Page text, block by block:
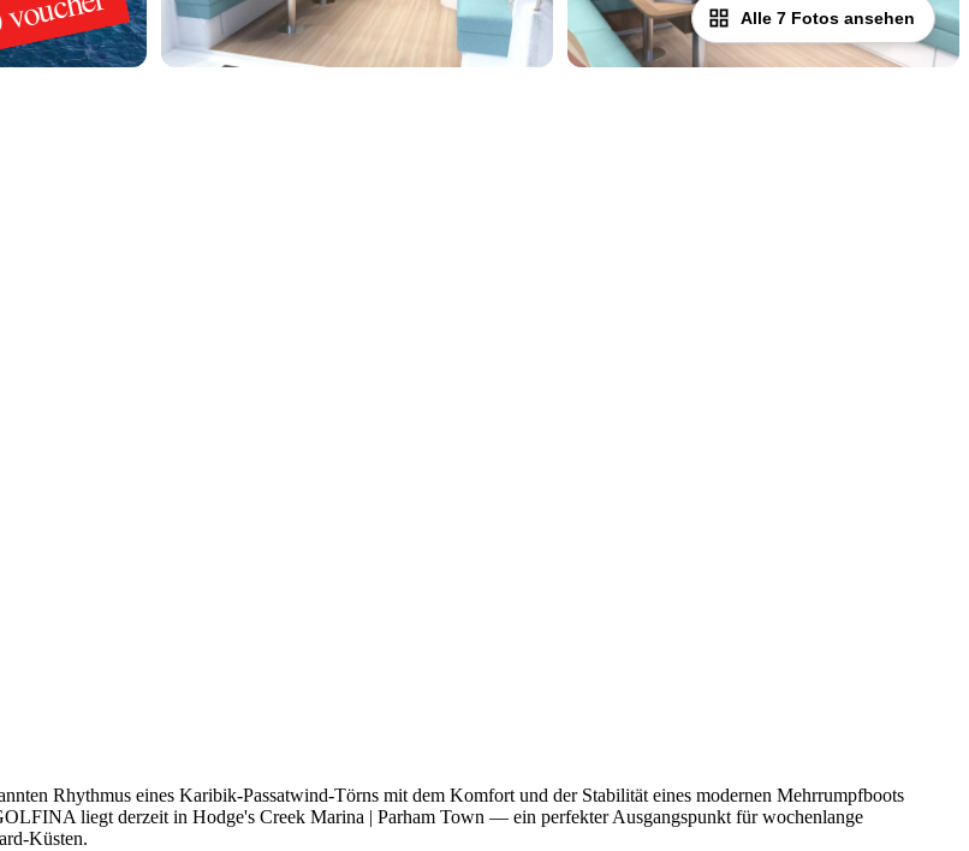
Alle 7 Fotos ansehen
Rhythmus eines Karibik-Passatwind-Törns mit dem Komfort und der Stabilität eines modernen Mehrrumpfboots
liegt derzeit in Hodge's Creek Marina | Parham Town — ein perfekter Ausgangspunkt für wochenlange
Küsten.